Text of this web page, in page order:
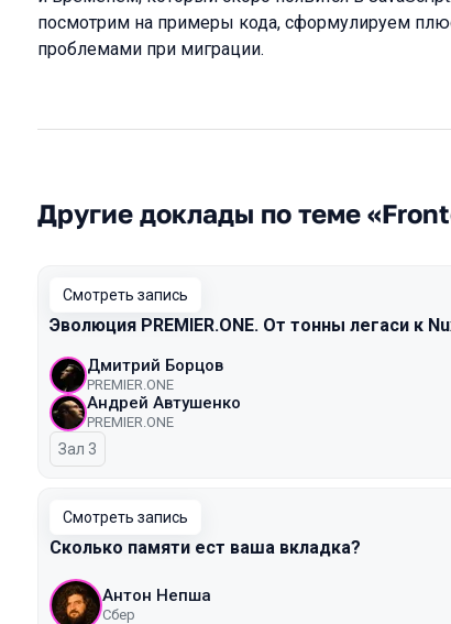
посмотрим на примеры кода, сформулируем
проблемами при миграции.
Другие доклады по теме
Смотреть запись
Эволюция PREMIER.ONE. От тонны легаси к
Дмитрий Борцов
PREMIER.ONE
Андрей Автушенко
PREMIER.ONE
Зал 3
Смотреть запись
Сколько памяти ест ваша вкладка?
Антон Непша
Сбер